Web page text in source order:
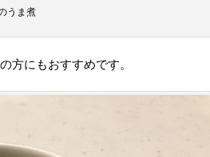
うま煮
方にもおすすめです。